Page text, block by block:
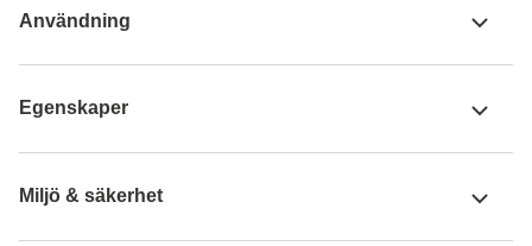
Användning
Egenskaper
Miljö & säkerhet